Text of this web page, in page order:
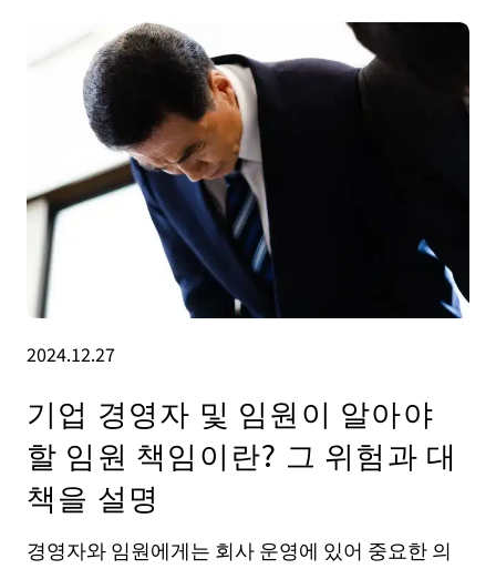
2024.12.27
기업 경영자 및 임원이 알아야
할 임원 책임이란? 그 위험과 대
책을 설명
경영자와 임원에게는 회사 운영에 있어 중요한 의